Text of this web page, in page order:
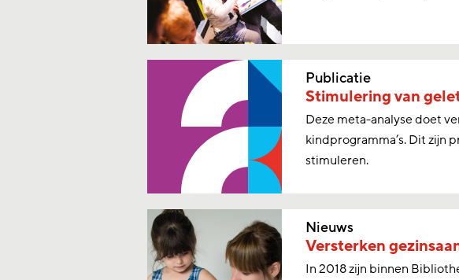
Publicatie
Stimulering van
Deze meta-analyse doet
kindprogramma’s. Dit zijn
stimuleren.
Nieuws
Versterken
In 2018 zijn binnen